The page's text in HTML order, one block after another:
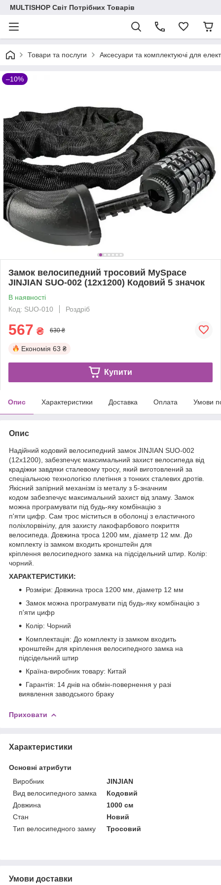
MULTISHOP Світ Потрібних Товарів
Товари та послуги Аксесуари та комплектуючі для
–10%
Замок велосипедний тросовий MySpace
JINJIAN SUO-002 (12x1200) Кодовий 5 значок
В наявності
Код: SUO-010
Роздріб
567 ₴ 630 ₴
Економія 63 ₴
Купити
Опис Характеристики Доставка Оплата Умови
Опис
Надійний кодовий велосипедний замок JINJIAN SUO-002
(12x1200), забезпечує максимальний захист велосипеда від
крадіжки завдяки сталевому тросу, який виготовлений за
спеціальною технологією плетіння з тонких сталевих дротів.
Якісний запірний механізм із металу з 5-значним
кодом забезпечує максимальний захист від зламу. Замок
можна програмувати під будь-яку комбінацію з
п'яти цифр. Сам трос міститься в оболонці з еластичного
поліхлорвінілу, для захисту лакофарбового покриття
велосипеда. Довжина троса 1200 мм, діаметр 12 мм. До
комплекту із замком входить кронштейн для
кріплення велосипедного замка на підсідельний штир. Колір:
чорний.
ХАРАКТЕРИСТИКИ:
Розміри: Довжина троса 1200 мм, діаметр 12 мм
Замок можна програмувати під будь-яку комбінацію з
п'яти цифр
Колір: Чорний
Комплектація: До комплекту із замком входить
кронштейн для кріплення велосипедного замка на
підсідельний штир
Країна-виробник товару: Китай
Гарантія: 14 днів на обмін-повернення у разі
виявлення заводського браку
Приховати
Характеристики
Основні атрибути
Виробник
JINJIAN
Вид велосипедного замка
Кодовий
Довжина
1000 см
Стан
Новий
Тип велосипедного замку
Тросовий
Умови доставки